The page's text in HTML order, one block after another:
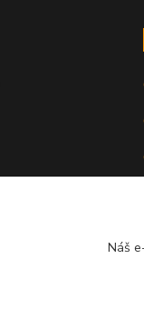
Náš